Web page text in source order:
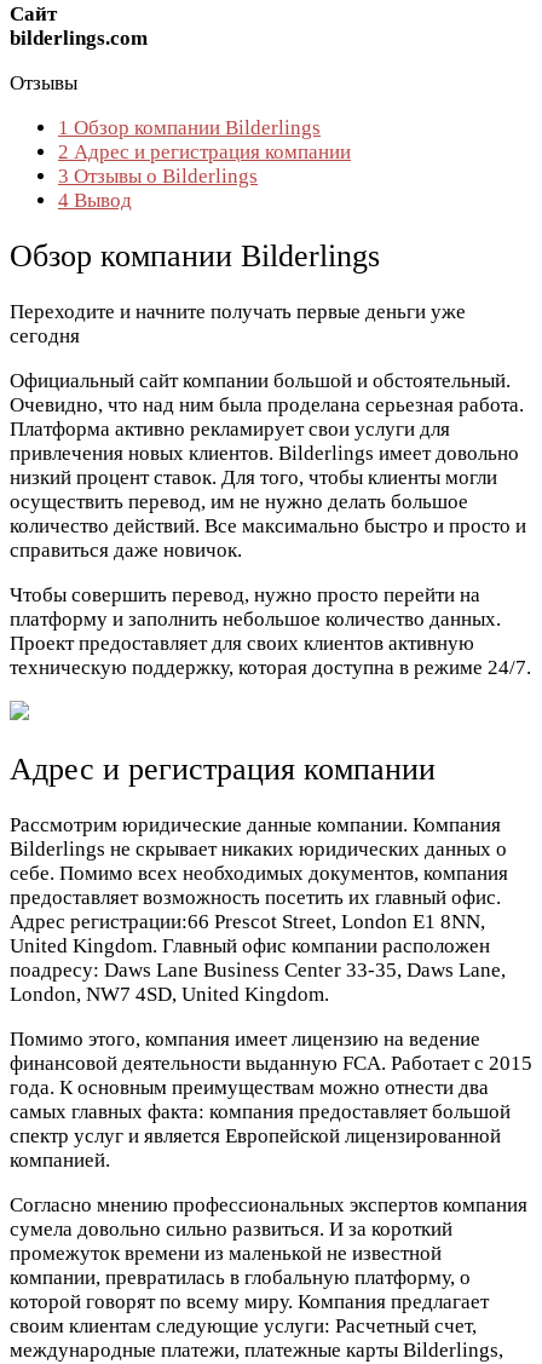
Сайт
bilderlings.com
Отзывы
1 Обзор компании Bilderlings
2 Адрес и регистрация компании
3 Отзывы о Bilderlings
4 Вывод
Обзор компании Bilderlings
Переходите и начните получать первые деньги уже
сегодня
Официальный сайт компании большой и обстоятельный.
Очевидно, что над ним была проделана серьезная работа.
Платформа активно рекламирует свои услуги для
привлечения новых клиентов. Bilderlings имеет довольно
низкий процент ставок. Для того, чтобы клиенты могли
осуществить перевод, им не нужно делать большое
количество действий. Все максимально быстро и просто и
справиться даже новичок.
Чтобы совершить перевод, нужно просто перейти на
платформу и заполнить небольшое количество данных.
Проект предоставляет для своих клиентов активную
техническую поддержку, которая доступна в режиме 24/7.
Адрес и регистрация компании
Рассмотрим юридические данные компании. Компания
Bilderlings не скрывает никаких юридических данных о
себе. Помимо всех необходимых документов, компания
предоставляет возможность посетить их главный офис.
Адрес регистрации:66 Prescot Street, London E1 8NN,
United Kingdom. Главный офис компании расположен
поадресу: Daws Lane Business Center 33-35, Daws Lane,
London, NW7 4SD, United Kingdom.
Помимо этого, компания имеет лицензию на ведение
финансовой деятельности выданную FCA. Работает с 2015
года. К основным преимуществам можно отнести два
самых главных факта: компания предоставляет большой
спектр услуг и является Европейской лицензированной
компанией.
Согласно мнению профессиональных экспертов компания
сумела довольно сильно развиться. И за короткий
промежуток времени из маленькой не известной
компании, превратилась в глобальную платформу, о
которой говорят по всему миру. Компания предлагает
своим клиентам следующие услуги: Расчетный счет,
международные платежи, платежные карты Bilderlings,